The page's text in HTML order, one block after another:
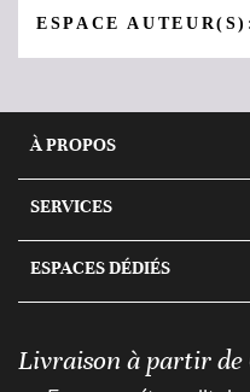
ESPACE
À PROPOS
SERVICES
ESPACES DÉDIÉS
Livraison à partir de